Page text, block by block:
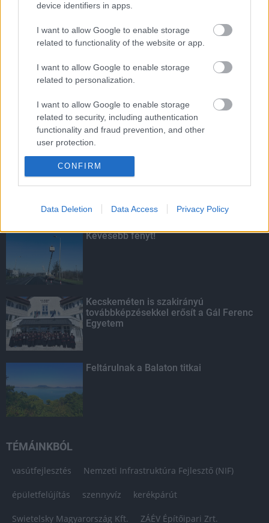
device identifiers in apps.
I want to allow Google to enable storage
related to functionality of the website or app.
I want to allow Google to enable storage
related to personalization.
I want to allow Google to enable storage
related to security, including authentication
functionality and fraud prevention, and other
user protection.
CONFIRM
Data Deletion Data Access Privacy Policy
Hétszázmilliós fejlesztésbe kezd Barcs
Három magyarországi iskola tantermét
újítja fel a STRABAG
KIEMELT
Kevesebb fényt!
Kecskeméten is szakirányú
továbbképzésekkel erősít a Gál Ferenc
Egyetem
Feltárulnak a Balaton titkai
TÉMÁINKBÓL
vasútfejlesztés Nemzeti Infrastruktúra Fejlesztő (NIF)
épületfelújítás szennyvíz kerékpárút
Swietelsky Magyarország Kft. ZÁÉV Építőipari Zrt.